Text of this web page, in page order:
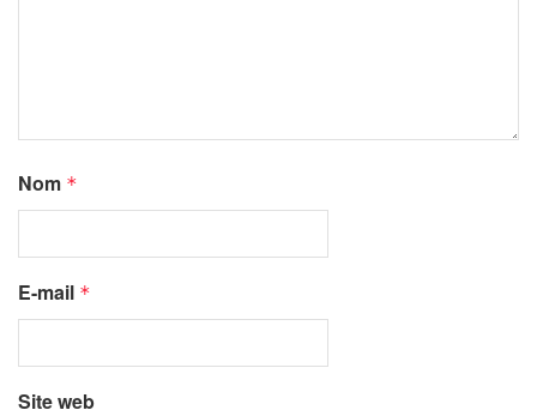
Nom *
E-mail *
Site web